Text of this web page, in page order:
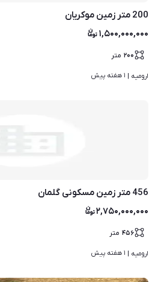
200 متر زمین موکریان
۱,۵۰۰,۰۰۰,۰۰۰
۲۰۰ متر
ارومیه | ۱ هفته پیش
456 متر زمین مسکونی گلمان
۲,۷۵۰,۰۰۰,۰۰۰
۴۵۶ متر
ارومیه | ۱ هفته پیش